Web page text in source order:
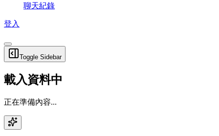
聊天紀錄
登入
Toggle Sidebar
載入資料中
正在準備內容...